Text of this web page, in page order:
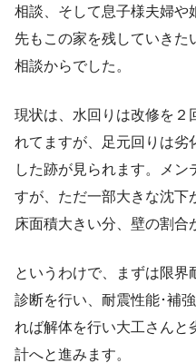
相談、そして息子様夫婦や
先もこの家を残していきた
相談からでした。
現状は、水回りは改修を２
れてますが、足元回りは劣
した跡が見られます。メ
すが、ただ一部大きな沈下
床面積大きい分、壁の割合
というわけで、まずは限界
診断を行い、耐震性能･補
れば解体を行い大工さんと
計へと進みます。